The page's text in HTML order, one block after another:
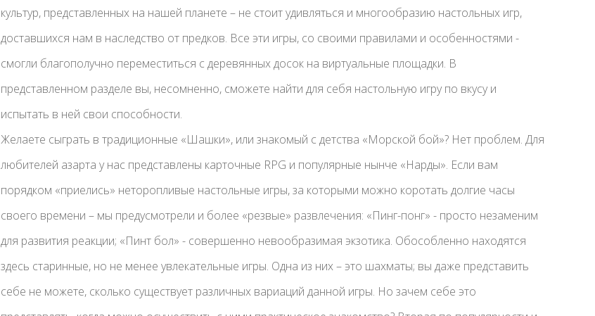
культур, представленных на нашей планете – не стоит удивляться и многообразию настольных игр,
доставшихся нам в наследство от предков. Все эти игры, со своими правилами и особенностями -
смогли благополучно переместиться с деревянных досок на виртуальные площадки. В
представленном разделе вы, несомненно, сможете найти для себя настольную игру по вкусу и
испытать в ней свои способности.
Желаете сыграть в традиционные «Шашки», или знакомый с детства «Морской бой»? Нет проблем. Для
любителей азарта у нас представлены карточные RPG и популярные нынче «Нарды». Если вам
порядком «приелись» неторопливые настольные игры, за которыми можно коротать долгие часы
своего времени – мы предусмотрели и более «резвые» развлечения: «Пинг-понг» - просто незаменим
для развития реакции; «Пинт бол» - совершенно невообразимая экзотика. Обособленно находятся
здесь старинные, но не менее увлекательные игры. Одна из них – это шахматы; вы даже представить
себе не можете, сколько существует различных вариаций данной игры. Но зачем себе это